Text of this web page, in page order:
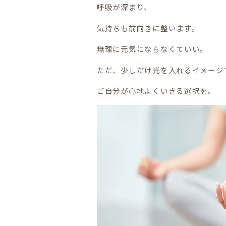
呼吸が深まり、
気持ちも前向きに整います。
無理に元気にならなくていい。
ただ、少しだけ光を入れるイメージ
ご自分が心地よくいきる選択を。